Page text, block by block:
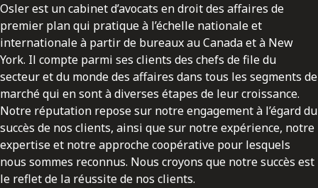
Osler est un cabinet d’avocats en droit des affaires de
premier plan qui pratique à l’échelle nationale et
internationale à partir de bureaux au Canada et à New
York. Il compte parmi ses clients des chefs de file du
secteur et du monde des affaires dans tous les segments de
marché qui en sont à diverses étapes de leur croissance.
Notre réputation repose sur notre engagement à l’égard du
succès de nos clients, ainsi que sur notre expérience, notre
expertise et notre approche coopérative pour lesquels
nous sommes reconnus. Nous croyons que notre succès est
le reflet de la réussite de nos clients.